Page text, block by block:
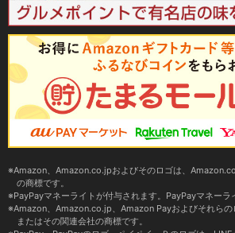
Amazon、Amazon.co.jpおよびそのロゴは、
の商標です。
PayPayマネーライトが付与されます。PayPayマネーラ
Amazon、Amazon.co.jp、Amazon Payおよびそれら
またはその関連会社の商標です。